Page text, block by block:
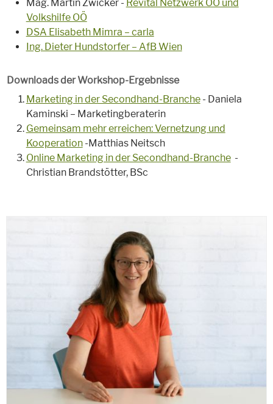
Mag. Martin Zwicker - Revital Netzwerk OÖ und
Volkshilfe OÖ
DSA Elisabeth Mimra – carla
Ing. Dieter Hundstorfer – AfB Wien
Downloads der Workshop-Ergebnisse
Marketing in der Secondhand-Branche- Daniela
Kaminski – Marketingberaterin
Gemeinsam mehr erreichen: Vernetzung und
Kooperation-Matthias Neitsch
Online Marketing in der Secondhand-Branche-
Christian Brandstötter, BSc